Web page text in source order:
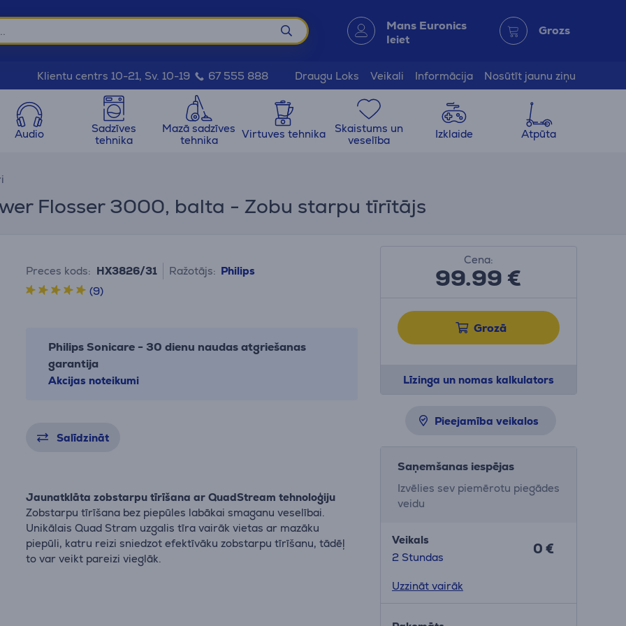
Mans Euronics
Ieiet
Grozs
Klientu centrs 10-21, Sv. 10-19 67 555 888 Draugu Loks Veikali Informācija Nosūtīt jaunu ziņu
Audio
Sadzīves
tehnika
Mazā sadzīves
tehnika
Virtuves tehnika
Skaistums un
veselība
Izklaide Atpūta
Flosser 3000, balta - Zobu starpu tīrītājs
Preces kods: HX3826/31 Ražotājs: Philips
(9)
Philips Sonicare - 30 dienu naudas atgriešanas
garantija
Akcijas noteikumi
Salīdzināt
Jaunatklāta zobstarpu tīrīšana ar QuadStream tehnoloģiju
Zobstarpu tīrīšana bez piepūles labākai smaganu veselībai.
Unikālais Quad Stram uzgalis tīra vairāk vietas ar mazāku
piepūli, katru reizi sniedzot efektīvāku zobstarpu tīrīšanu, tādēļ
to var veikt pareizi vieglāk.
Cena:
99.99€
Grozā
Līzinga un nomas kalkulators
Pieejamība veikalos
Saņemšanas iespējas
Izvēlies sev piemērotu piegādes
veidu
Veikals
2 Stundas
0 €
Uzzināt vairāk